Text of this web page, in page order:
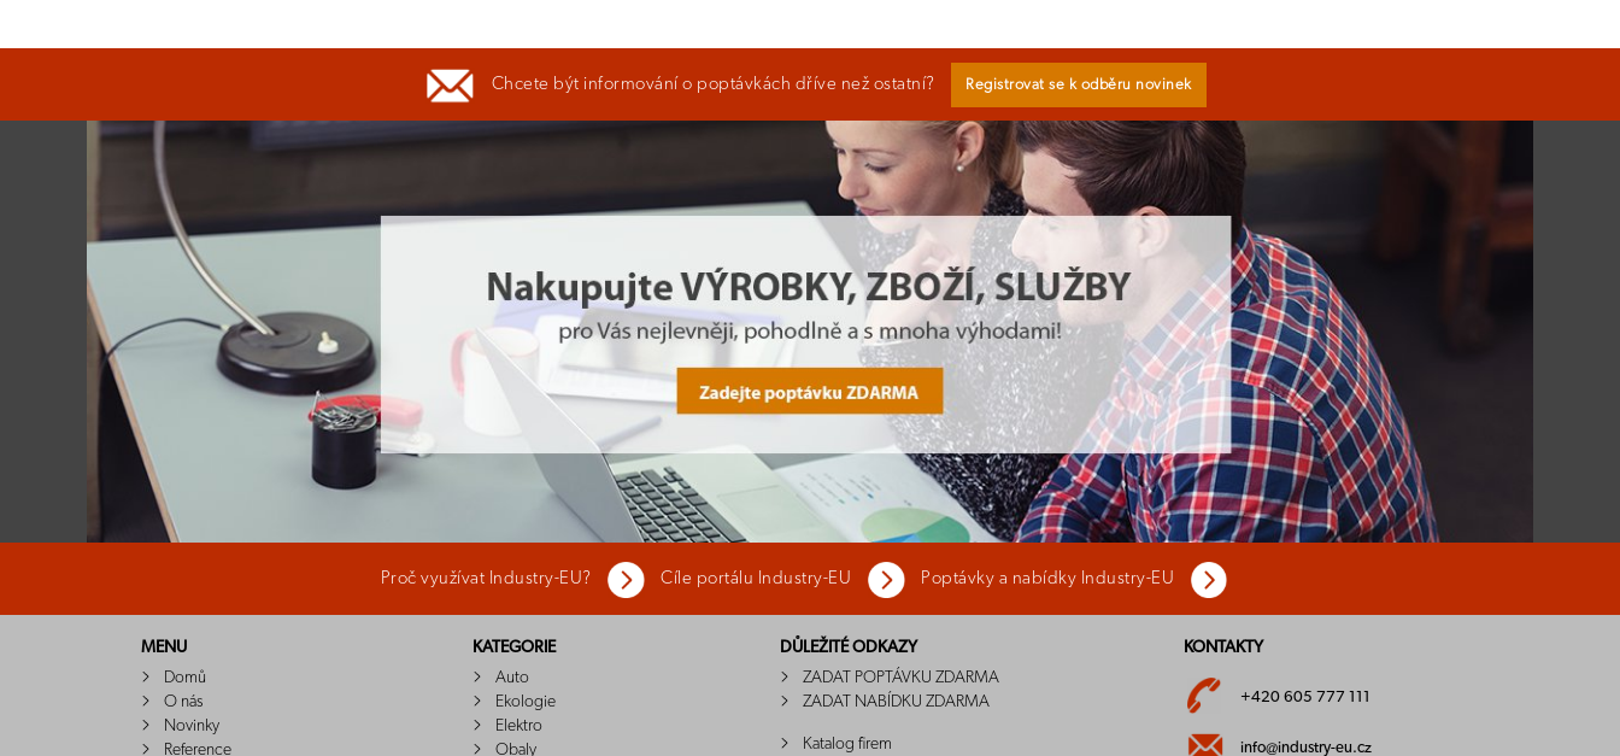
Chcete být informování o poptávkách dříve než ostatní? Registrovat se k odběru novinek
Proč využívat Industry-EU? Cíle portálu Industry-EU Poptávky a nabídky Industry-EU
MENU
Domů
O nás
Novinky
Reference
KATEGORIE
Auto
Ekologie
Elektro
Obaly
DŮLEŽITÉ ODKAZY
ZADAT POPTÁVKU ZDARMA
ZADAT NABÍDKU ZDARMA
Katalog firem
KONTAKTY
+420 605 777 111
info@industry-eu.cz